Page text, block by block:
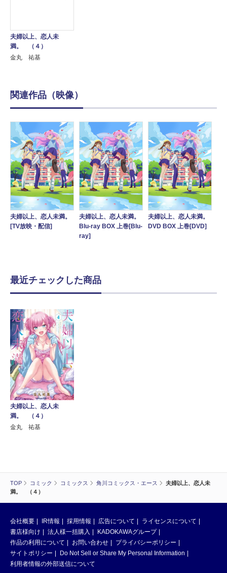
TOP コミック コミックス 角川コミックス・エース
夫婦以上、恋人未
満。 （４）
夫婦以上、恋人未
満。 （４）
金丸 祐基
関連作品（映像）
夫婦以上、恋人未満。
[TV放映・配信]
夫婦以上、恋人未満。
Blu-ray BOX 上巻[Blu-
ray]
夫婦以上、恋人未満。
DVD BOX 上巻[DVD]
最近チェックした商品
夫婦以上、恋人未
満。 （４）
金丸 祐基
会社概要 IR情報 採用情報 広告について
ライセンスについて
書店様向け
法人様一括購入
KADOKAWAグループ
作品の利用について
お問い合わせ
プライバシーポリシー
サイトポリシー
Do Not Sell or Share My Personal Information
利用者情報の外部送信について